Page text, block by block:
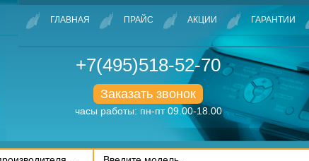
ГЛАВНАЯ ПРАЙС АКЦИИ ГАРАНТИИ
+7(495)518-52-70
Заказать звонок
часы работы: пн-пт 09.00-18.00